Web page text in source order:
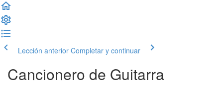
Lección anterior Completar y continuar
Cancionero de Guitarra